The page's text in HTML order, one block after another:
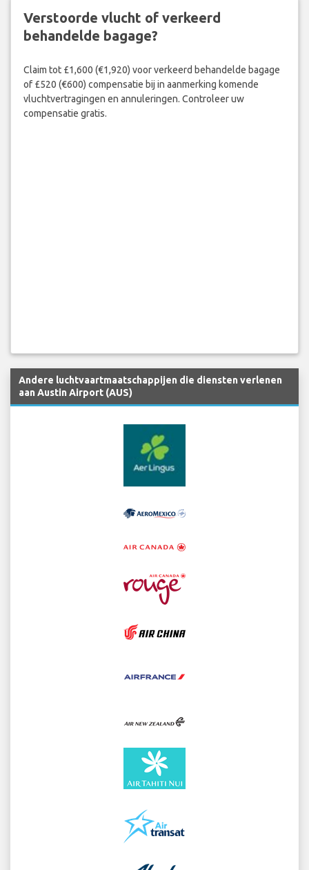
Verstoorde vlucht of verkeerd
behandelde bagage?
Claim tot £1,600 (€1,920) voor verkeerd behandelde bagage
of £520 (€600) compensatie bij in aanmerking komende
vluchtvertragingen en annuleringen. Controleer uw
compensatie gratis.
Andere luchtvaartmaatschappijen die diensten verlenen
aan Austin Airport (AUS)